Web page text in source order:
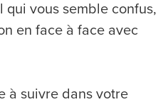
qui vous semble confus,
en face à face avec
à suivre dans votre